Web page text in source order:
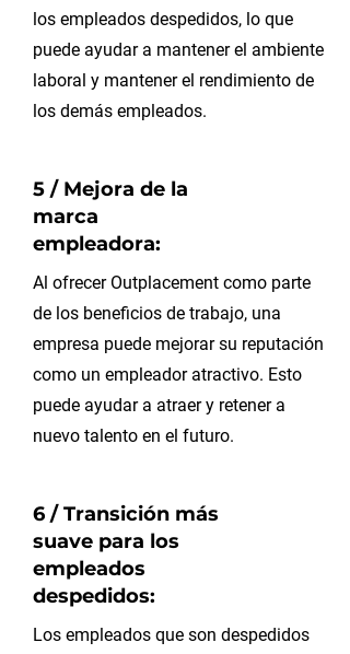
los empleados despedidos, lo que
puede ayudar a mantener el ambiente
laboral y mantener el rendimiento de
los demás empleados.
5 / Mejora de la
marca
empleadora:
Al ofrecer Outplacement como parte
de los beneficios de trabajo, una
empresa puede mejorar su reputación
como un empleador atractivo. Esto
puede ayudar a atraer y retener a
nuevo talento en el futuro.
6 / Transición más
suave para los
empleados
despedidos:
Los empleados que son despedidos